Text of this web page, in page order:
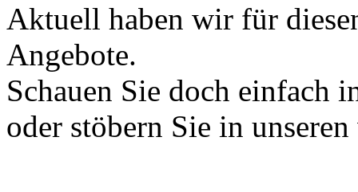
Aktuell haben wir für
Angebote.
Schauen Sie doch einfach
oder stöbern Sie in